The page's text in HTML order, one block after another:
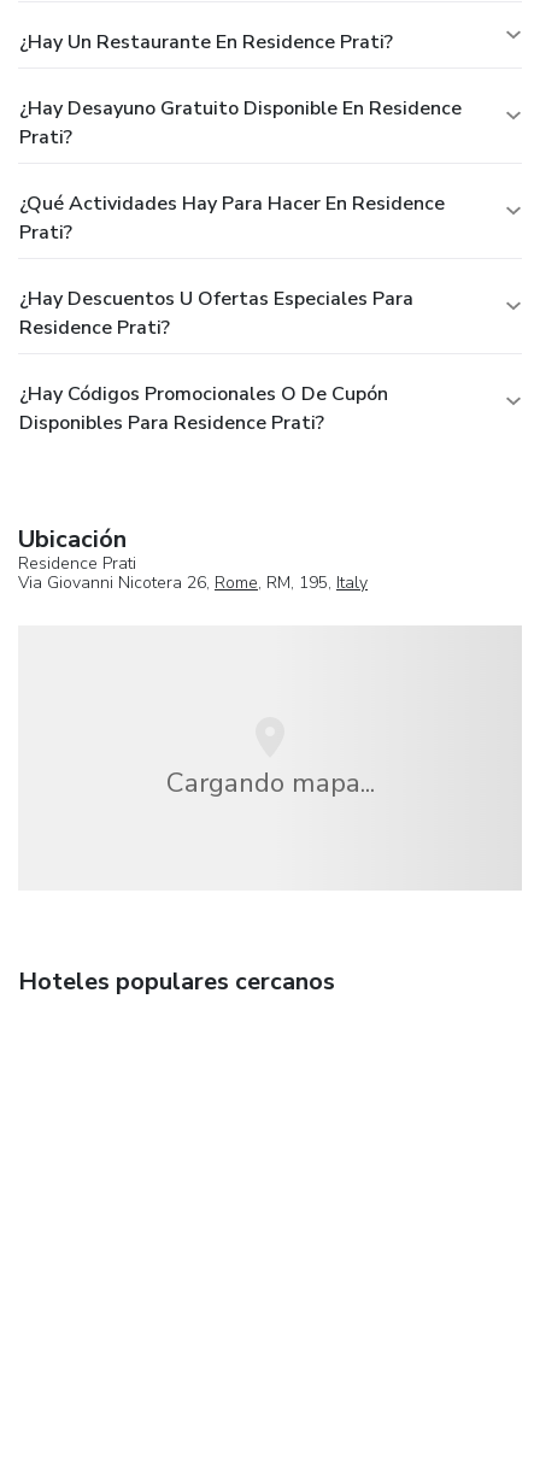
¿Hay Un Restaurante En Residence Prati?
¿Hay Desayuno Gratuito Disponible En Residence
Prati?
¿Qué Actividades Hay Para Hacer En Residence
Prati?
¿Hay Descuentos U Ofertas Especiales Para
Residence Prati?
¿Hay Códigos Promocionales O De Cupón
Disponibles Para Residence Prati?
Ubicación
Residence Prati
Via Giovanni Nicotera 26, Rome, RM, 195, Italy
Cargando mapa...
Hoteles populares cercanos